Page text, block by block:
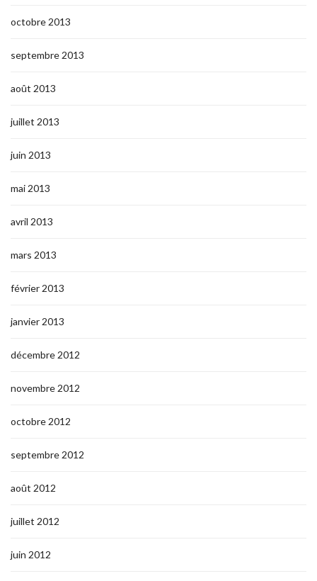
octobre 2013
septembre 2013
août 2013
juillet 2013
juin 2013
mai 2013
avril 2013
mars 2013
février 2013
janvier 2013
décembre 2012
novembre 2012
octobre 2012
septembre 2012
août 2012
juillet 2012
juin 2012